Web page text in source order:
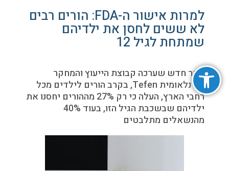
פתח סרגל נגישות
למרות אישור ה-FDA: הורים רבים
לא ששים לחסן את ילדיהם
שמתחת לגיל 12
סקר חדש שערכה קבוצת הייעוץ והמחקר
הבינלאומית Tefen, בקרב הורים לילדים מכל
רחבי הארץ, העלה כי רק 27% מההורים יחסנו את
ילדיהם שבשכבת הגיל הזו, בעוד 40%
מהנשאלים מתלבטים